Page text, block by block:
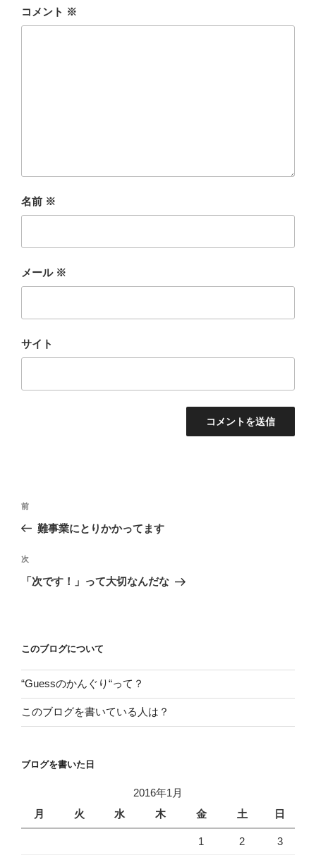
コメント ※
名前 ※
メール ※
サイト
投
ビ
ゲ
ン
前
の
稿
前
難事業にとりかかってます
次
の
次
「次です！」って大切なんだな
このブログについて
“Guessのかんぐり“って？
このブログを書いている人は？
ブログを書いた日
2016年1月
月
火 水 木 金 土 日
1 2 3